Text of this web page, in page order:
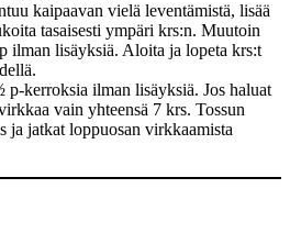
kaipaavan vielä leventämistä, lisää
tasaisesti ympäri krs:n. Muutoin
ilman lisäyksiä. Aloita ja lopeta krs:t
kerroksia ilman lisäyksiä. Jos haluat
vain yhteensä 7 krs. Tossun
ja jatkat loppuosan virkkaamista